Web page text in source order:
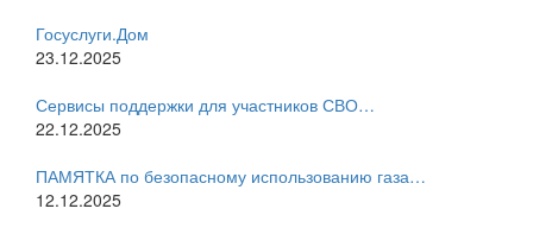
Госуслуги.Дом
23.12.2025
Сервисы поддержки для участников СВО…
22.12.2025
ПАМЯТКА по безопасному использованию газа…
12.12.2025